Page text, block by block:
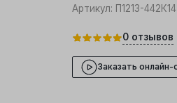
Артикул: П1213-442К14
0 отзывов
Заказать онлайн-